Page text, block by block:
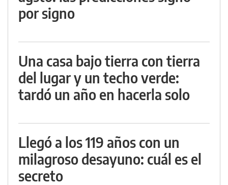
por signo
Una casa bajo tierra con tierra
del lugar y un techo verde:
tardó un año en hacerla solo
Llegó a los 119 años con un
milagroso desayuno: cuál es el
secreto